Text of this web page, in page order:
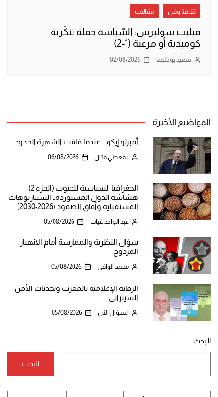
ثقافة وفن مقالات
فيليب سوليرس: السّياسة حفلة تنكّرية
كوميدية أو مرعبة (1-2)
سعيد بوخليط 02/08/2026
المواضيع الأخيرة
أمبرتو إيكو .. عندما فاقت الشهرة الحدود
المعطي قبّال 06/08/2026
الجغرافيا السياسية للحبوب (الجزء 2)
هشاشة الدول المستوردة.. السيناريوهات
المستقبلية وآفاق الصمود (2026-2030)
عبد الواحد غيات 05/08/2026
سؤال النظرية والممارسة أمام الانهيار
المزدوج
محمد الوافي 05/08/2026
الرقابة الإعلامية بالمغرب وتحديات الأمن
السيبراني
السؤال الآن 05/08/2026
البحث
البحث